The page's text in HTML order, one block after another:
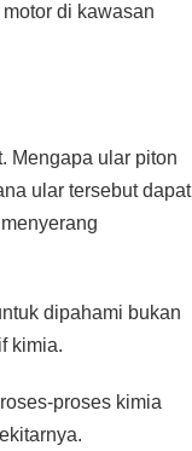
di kawasan
Mengapa ular piton
ular tersebut dapat
dipahami bukan
kimia.
proses kimia